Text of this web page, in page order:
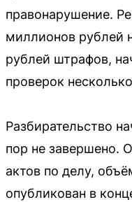
правонарушение.
миллионов рублей
рублей штрафов,
проверок
Разбирательство
пор не завершено.
актов по делу,
опубликован в